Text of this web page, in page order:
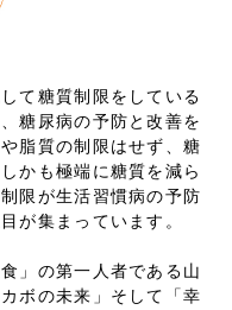
て糖質制限をしている
糖尿病の予防と改善を
脂質の制限はせず、糖
かも極端に糖質を減ら
限が生活習慣病の予防
が集まっています。
」の第一人者である山
ボの未来」そして「幸